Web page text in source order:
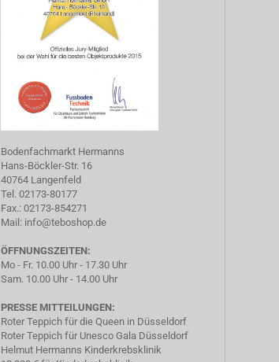
Bodenfachmarkt Hermanns
Hans-Böckler-Str. 16
40764 Langenfeld
Tel. 02173-80177
Fax.: 02173-854271
Mail: info@teboshop.de
ÖFFNUNGSZEITEN:
Mo - Fr. 10.00 Uhr - 17.30 Uhr
Sam. 10.00 Uhr - 14.00 Uhr
PRESSE MITTEILUNGEN:
Roter Teppich für die Queen in Düsseldorf
Roter Teppich für Unesco Gala Düsseldorf
Helmut Hermanns Kinderkrebsklinik